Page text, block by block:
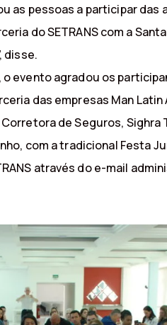
as pessoas a participar das
do SETRANS com a
disse.
o evento agradou os
das empresas Man
de Seguros,
com a tradicional Festa
através do e-mail